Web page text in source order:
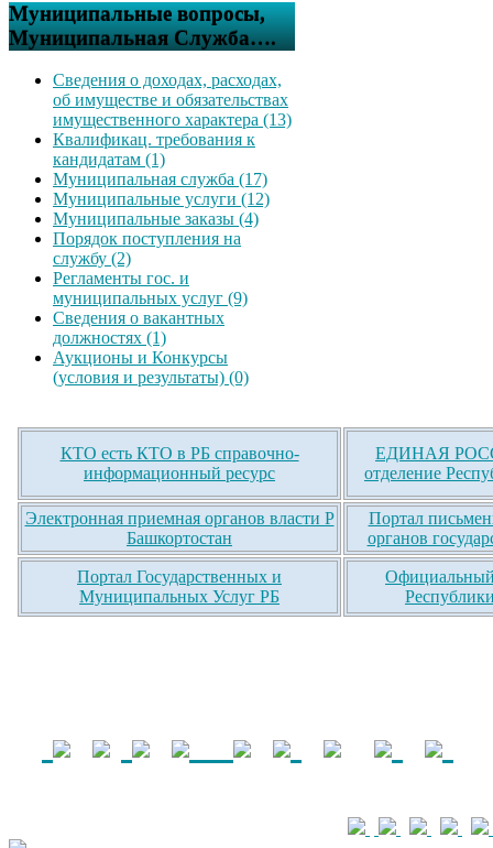
Муниципальные вопросы,
Муниципальная Служба….
Сведения о доходах, расходах,
об имуществе и обязательствах
имущественного характера (13)
Квалификац. требования к
кандидатам (1)
Муниципальная служба (17)
Муниципальные услуги (12)
Муниципальные заказы (4)
Порядок поступления на
службу (2)
Регламенты гос. и
муниципальных услуг (9)
Сведения о вакантных
должностях (1)
Аукционы и Конкурсы
(условия и результаты) (0)
КТО есть КТО в РБ справочно-
информационный ресурс
ЕДИНАЯ
отделение
Электронная приемная органов власти Р
Башкортостан
Портал
органов
Портал Государственных и
Муниципальных Услуг РБ
Официальный